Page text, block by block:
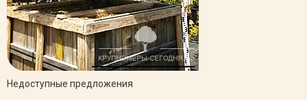
Недоступные предложения